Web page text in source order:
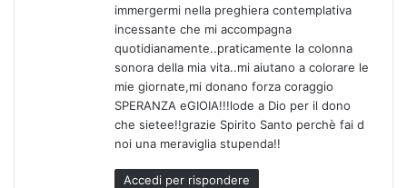
immergermi nella preghiera contemplativa
incessante che mi accompagna
quotidianamente..praticamente la colonna
sonora della mia vita..mi aiutano a colorare le
mie giornate,mi donano forza coraggio
SPERANZA eGIOIA!!!lode a Dio per il dono
che sietee!!grazie Spirito Santo perchè fai d
noi una meraviglia stupenda!!
Accedi per rispondere